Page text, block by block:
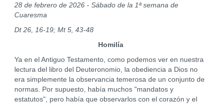
28 de febrero de 2026 - Sábado de la 1ª semana de
Cuaresma
Dt 26, 16-19; Mt 5, 43-48
Homilía
Ya en el Antiguo Testamento, como podemos ver en nuestra
lectura del libro del Deuteronomio, la obediencia a Dios no
era simplemente la observancia temerosa de un conjunto de
normas. Por supuesto, había muchos "mandatos y
estatutos", pero había que observarlos con el corazón y el